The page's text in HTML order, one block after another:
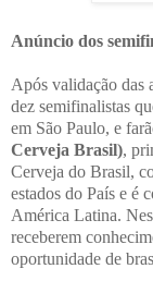
Anúncio dos
Após validação das
dez semifinalistas
em São Paulo, e
Cerveja Brasil),
Cerveja do Brasil,
estados do País e é
América Latina.
receberem
oportunidade de